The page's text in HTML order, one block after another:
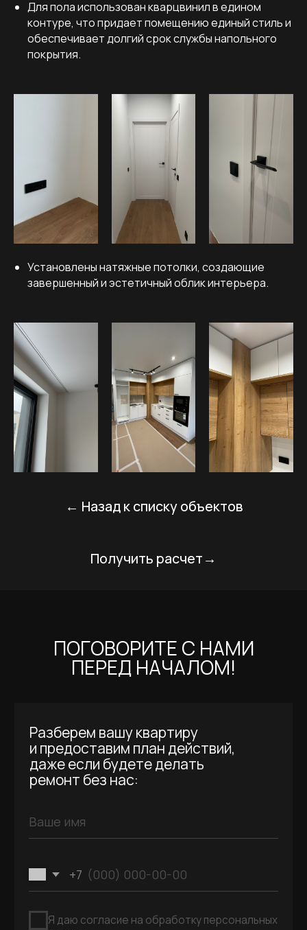
Для пола использован кварцвинил в едином
контуре, что придает помещению единый стиль и
обеспечивает долгий срок службы напольного
покрытия.
Установлены натяжные потолки, создающие
завершенный и эстетичный облик интерьера.
← Назад к списку объектов
Получить расчет→
ПОГОВОРИТЕ С НАМИ
ПЕРЕД НАЧАЛОМ!
ИП Константинов А.А.
компании Meta Platforms Inc., которая запрещена
на территории РФ в связи с осуществлением
экстремистской деятельности
Разберем вашу квартиру
и предоставим план действий,
даже если будете делать
ремонт без нас:
+7
в соответствии с политикой
оставить заявку
СКАЧАТЬ ПРЕЗЕНТАЦИЮ
Написать нам в телеграм